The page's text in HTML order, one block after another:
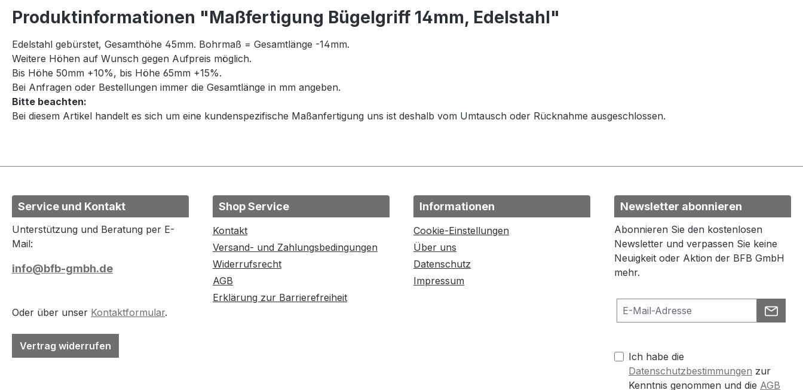
Produktinformationen "Maßfertigung Bügelgriff 14mm, Edelstahl"
Edelstahl gebürstet, Gesamthöhe 45mm. Bohrmaß = Gesamtlänge -14mm.
Weitere Höhen auf Wunsch gegen Aufpreis möglich.
Bis Höhe 50mm +10%, bis Höhe 65mm +15%.
Bei Anfragen oder Bestellungen immer die Gesamtlänge in mm angeben.
Bitte beachten:
Bei diesem Artikel handelt es sich um eine kundenspezifische Maßanfertigung uns ist deshalb vom Umtausch oder Rücknahme ausgeschlossen.
Service und Kontakt
Unterstützung und Beratung per E-
Mail:
info@bfb-gmbh.de
Oder über unser Kontaktformular.
Vertrag widerrufen
Shop Service
Kontakt
Versand- und Zahlungsbedingungen
Widerrufsrecht
AGB
Erklärung zur Barrierefreiheit
Informationen
Cookie-Einstellungen
Über uns
Datenschutz
Impressum
Newsletter abonnieren
Abonnieren Sie den kostenlosen
Newsletter und verpassen Sie keine
Neuigkeit oder Aktion der BFB GmbH
mehr.
Ich habe die
Datenschutzbestimmungen zur
Kenntnis genommen und die AGB